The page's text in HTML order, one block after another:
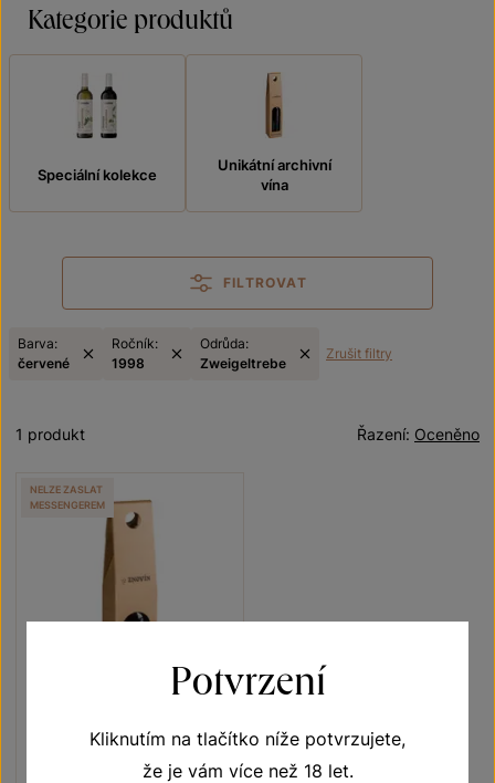
Kategorie produktů
Speciální kolekce
Unikátní archivní
vína
FILTROVAT
Barva:
červené
Ročník:
1998
Odrůda:
Zweigeltrebe
Zrušit filtry
Oceněno
Řazení:
1 produkt
Zweigeltrebe
NELZE ZASLAT
MESSENGEREM
Potvrzení
Kliknutím na tlačítko níže potvrzujete,
že je vám více než 18 let.